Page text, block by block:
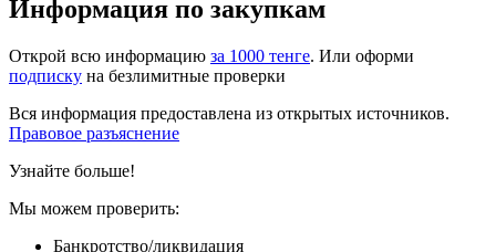
Информация по закупкам
Открой всю информацию за 1000 тенге. Или оформи
подписку на безлимитные проверки
Вся информация предоставлена из открытых источников.
Правовое разъяснение
Узнайте больше!
Мы можем проверить:
Банкротство/ликвидация